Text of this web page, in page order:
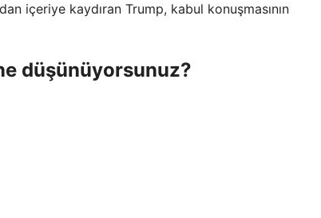
içeriye kaydıran Trump, kabul konuşmasının
düşünüyorsunuz?